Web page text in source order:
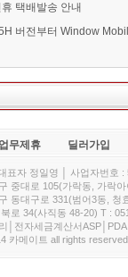
택배발송 안내
업무제휴 딜러가입
표자 정일영 │ 사업자번호
중대로 105(가락동, 가락
동대구로 331(범어3동,
로 34(사직동 48-20) T :
│전자세금계산서
카메이트 all rights reserved.